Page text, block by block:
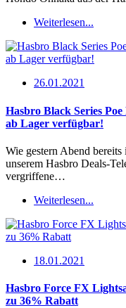
Weiterlesen...
26.01.2021
Hasbro Black Series
ab Lager verfügbar!
Wie gestern Abend
unserem Hasbro Deals-
vergriffene…
Weiterlesen...
18.01.2021
Hasbro Force FX
zu 36% Rabatt